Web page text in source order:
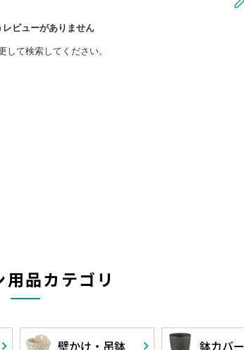
用品カテゴリ
壁かけ・ 吊鉢 鉢カバー